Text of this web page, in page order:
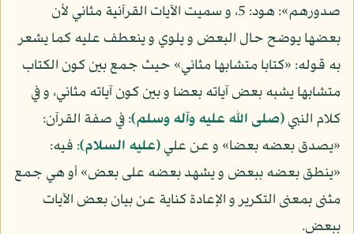
صدورهم»: هود: 5، و سميت الآيات القرآنية مثاني لأن
بعضها يوضح حال البعض و يلوي و ينعطف عليه كما يشعر
به قوله: «كتابا متشابها مثاني» حيث جمع بين كون الكتاب
متشابها يشبه بعض آياته بعضا و بين كون آياته مثاني، و في
كلام النبي(صلى الله عليه وآله وسلم): في صفة القرآن:
«يصدق بعضه بعضا» و عن علي(عليه السلام): فيه:
«ينطق بعضه ببعض و يشهد بعضه على بعض» أو هي جمع
مثنى بمعنى التكرير و الإعادة كناية عن بيان بعض الآيات
ببعض.